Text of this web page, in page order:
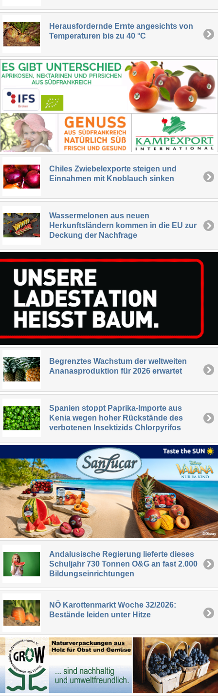
Herausfordernde Ernte angesichts von
Temperaturen bis zu 40 °C
Chiles Zwiebelexporte steigen und
Einnahmen mit Knoblauch sinken
Wassermelonen aus neuen
Herkunftsländern kommen in die EU zur
Deckung der Nachfrage
Begrenztes Wachstum der weltweiten
Ananasproduktion für 2026 erwartet
Spanien stoppt Paprika-Importe aus
Kenia wegen hoher Rückstände des
verbotenen Insektizids Chlorpyrifos
Andalusische Regierung lieferte dieses
Schuljahr 730 Tonnen O&G an fast 2.000
Bildungseinrichtungen
NÖ Karottenmarkt Woche 32/2026:
Bestände leiden unter Hitze